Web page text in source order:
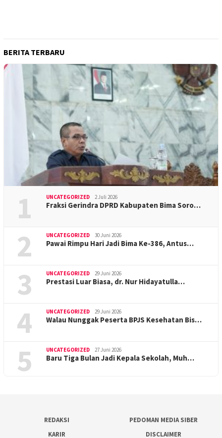
BERITA TERBARU
1 UNCATEGORIZED 2 Juli 2026
Fraksi Gerindra DPRD Kabupaten Bima Soro…
2 UNCATEGORIZED 30 Juni 2026
Pawai Rimpu Hari Jadi Bima Ke-386, Antus…
3 UNCATEGORIZED 29 Juni 2026
Prestasi Luar Biasa, dr. Nur Hidayatulla…
4 UNCATEGORIZED 29 Juni 2026
Walau Nunggak Peserta BPJS Kesehatan Bis…
5 UNCATEGORIZED 27 Juni 2026
Baru Tiga Bulan Jadi Kepala Sekolah, Muh…
REDAKSI
PEDOMAN MEDIA SIBER
KARIR
DISCLAIMER